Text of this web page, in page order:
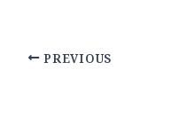
PREVIOUS